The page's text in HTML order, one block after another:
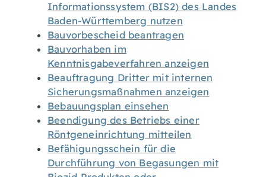
Informationssystem (BIS2) des Landes
Baden-Württemberg nutzen
Bauvorbescheid beantragen
Bauvorhaben im
Kenntnisgabeverfahren anzeigen
Beauftragung Dritter mit internen
Sicherungsmaßnahmen anzeigen
Bebauungsplan einsehen
Beendigung des Betriebs einer
Röntgeneinrichtung mitteilen
Befähigungsschein für die
Durchführung von Begasungen mit